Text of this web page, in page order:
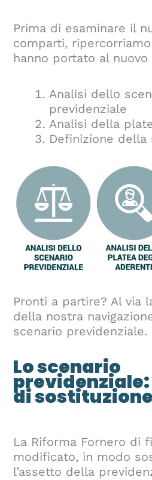
Prima di esaminare il
comparti, ripercorriamo
hanno portato al nuovo
Analisi dello
previdenziale
Analisi della
Definizione della
Pronti a partire? Al via
della nostra
scenario previdenziale.
Lo scenario
previdenziale:
di sostituzione
La Riforma Fornero di
modificato, in modo
l’assetto della